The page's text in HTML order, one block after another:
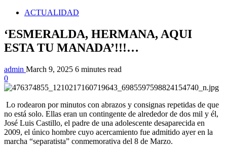
ACTUALIDAD
‘ESMERALDA, HERMANA, AQUI
ESTA TU MANADA’!!!…
admin March 9, 2025 6 minutes read
0
Lo rodearon por minutos con abrazos y consignas repetidas de que
no está solo. Ellas eran un contingente de alrededor de dos mil y él,
José Luis Castillo, el padre de una adolescente desaparecida en
2009, el único hombre cuyo acercamiento fue admitido ayer en la
marcha “separatista” conmemorativa del 8 de Marzo.